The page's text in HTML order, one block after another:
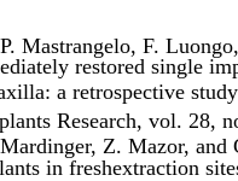
Mastrangelo, F.
restored single
a retrospective
Research, vol. 28,
Z. Mazor, and
in freshextraction